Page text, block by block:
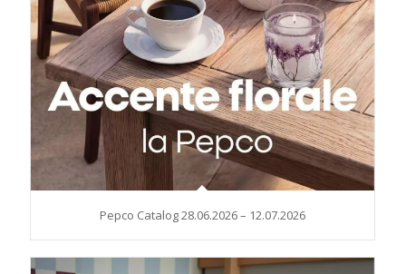
Pepco Catalog 28.06.2026 – 12.07.2026